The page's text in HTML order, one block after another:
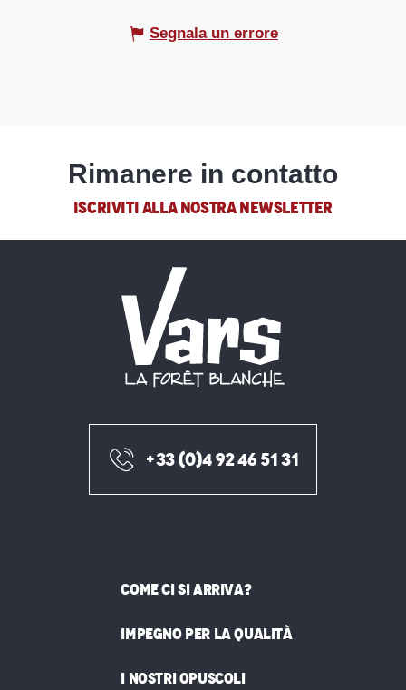
Segnala un errore
Rimanere in contatto
ISCRIVITI ALLA NOSTRA NEWSLETTER
+33 (0)4 92 46 51 31
COME CI SI ARRIVA?
IMPEGNO PER LA QUALITÀ
I NOSTRI OPUSCOLI